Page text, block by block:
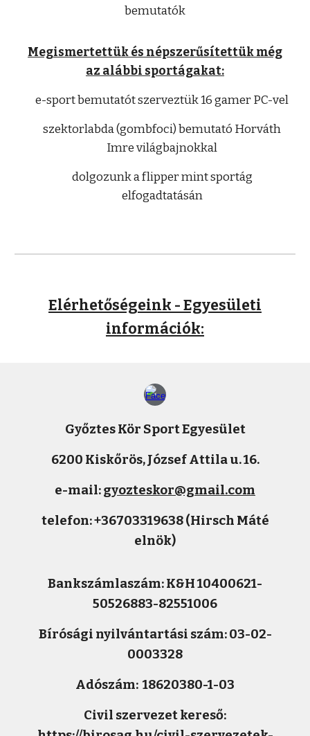
bemutatók
Megismertettük és népszerűsítettük még
az alábbi sportágakat:
e-sport bemutatót szerveztük 16 gamer PC-vel
szektorlabda (gombfoci) bemutató Horváth
Imre világbajnokkal
dolgozunk a flipper mint sportág
elfogadtatásán
Elérhetőségeink - Egyesületi
információk:
Győztes Kör Sport Egyesület
6200 Kiskőrös, József Attila u. 16.
e-mail:gyozteskor@gmail.com
telefon:+36703319638 (Hirsch Máté
elnök)
Bankszámlaszám: K&H 10400621-
50526883-82551006
Bírósági nyilvántartási szám: 03-02-
0003328
Adószám: 18620380-1-03
Civil szervezet kereső: